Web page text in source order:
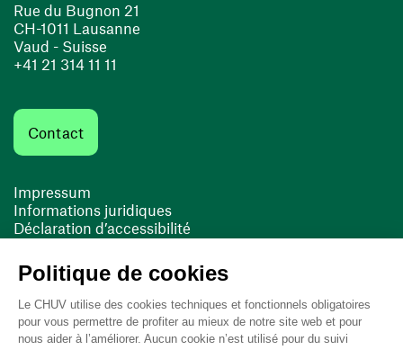
Rue du Bugnon 21
CH-1011 Lausanne
Vaud - Suisse
+41 21 314 11 11
Contact
Impressum
Informations juridiques
Déclaration d’accessibilité
Cookies
(ouvre une nouvelle fenêtre)